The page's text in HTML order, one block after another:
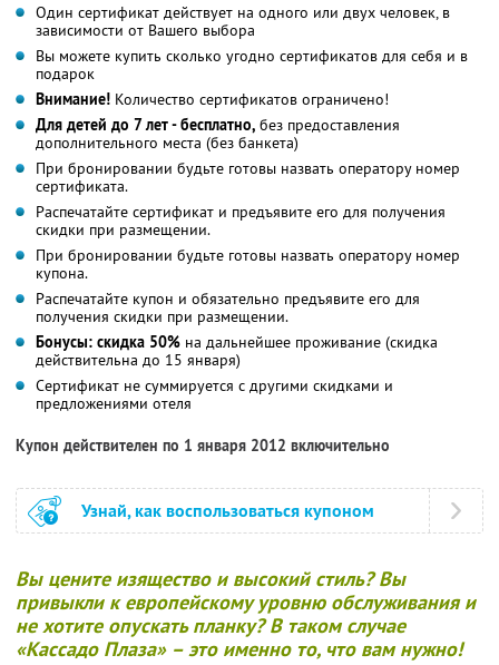
Один сертификат действует на одного или двух человек, в
зависимости от Вашего выбора
Вы можете купить сколько угодно сертификатов для себя и в
подарок
Внимание! Количество сертификатов ограничено!
Для детей до 7 лет - бесплатно, без предоставления
дополнительного места (без банкета)
При бронировании будьте готовы назвать оператору номер
сертификата.
Распечатайте сертификат и предъявите его для получения
скидки при размещении.
При бронировании будьте готовы назвать оператору номер
купона.
Распечатайте купон и обязательно предъявите его для
получения скидки при размещении.
Бонусы: скидка 50% на дальнейшее проживание (скидка
действительна до 15 января)
Сертификат не суммируется с другими скидками и
предложениями отеля
Купон действителен по 1 января 2012 включительно
Узнай, как воспользоваться купоном
Вы цените изящество и высокий стиль? Вы
привыкли к европейскому уровню обслуживания и
не хотите опускать планку? В таком случае
«Кассадо Плаза» – это именно то, что вам нужно!